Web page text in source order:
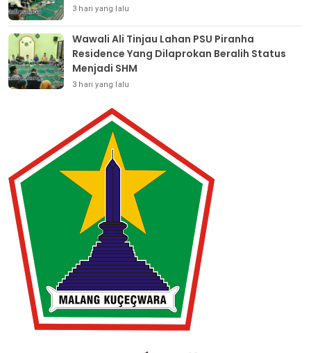
3 hari yang lalu
Wawali Ali Tinjau Lahan PSU Piranha
Residence Yang Dilaprokan Beralih Status
Menjadi SHM
3 hari yang lalu